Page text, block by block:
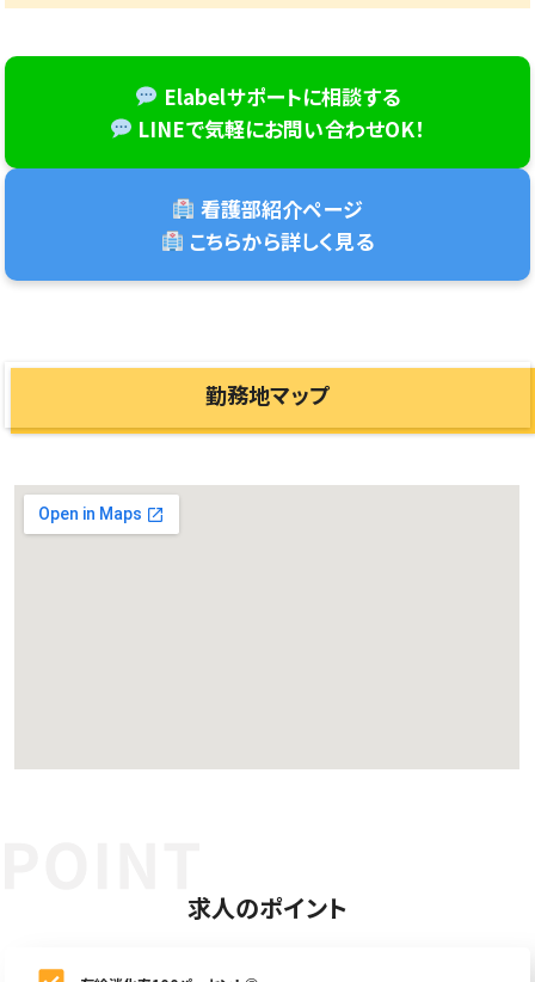
Elabelサポートに相談する
LINEで気軽にお問い合わせOK！
看護部紹介ページ
こちらから詳しく見る
勤務地マップ
求人のポイント